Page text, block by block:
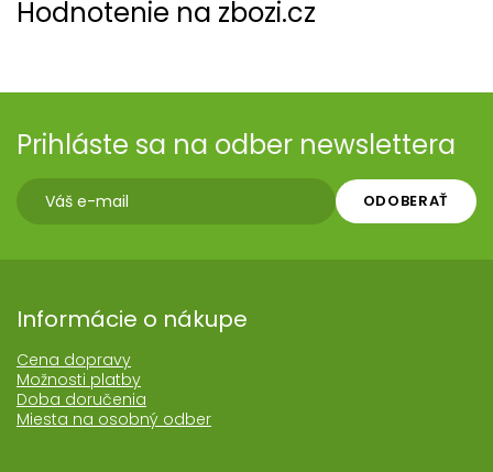
Hodnotenie na zbozi.cz
Prihláste sa na odber newslettera
ODOBERAŤ
Informácie o nákupe
Cena dopravy
Možnosti platby
Doba doručenia
Miesta na osobný odber